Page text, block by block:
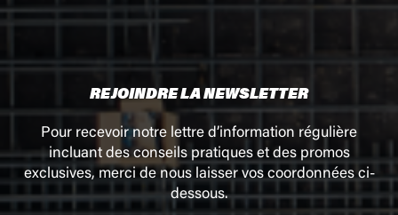
REJOINDRE LA NEWSLETTER
Pour recevoir notre lettre d’information régulière
incluant des conseils pratiques et des promos
exclusives, merci de nous laisser vos coordonnées ci-
dessous.